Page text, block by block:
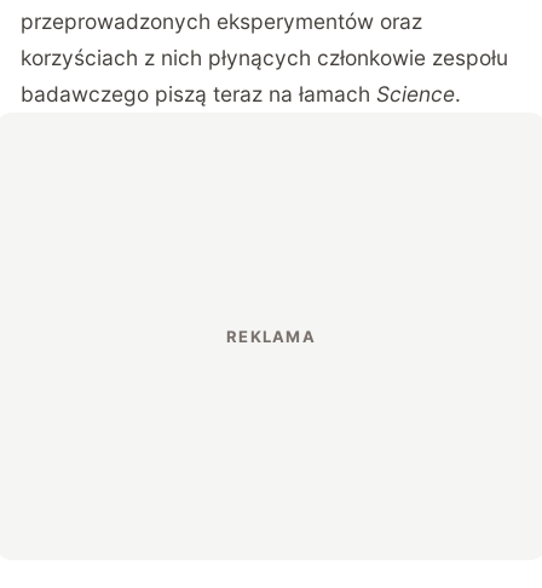
przeprowadzonych eksperymentów oraz
korzyściach z nich płynących członkowie zespołu
badawczego piszą teraz na łamachScience.